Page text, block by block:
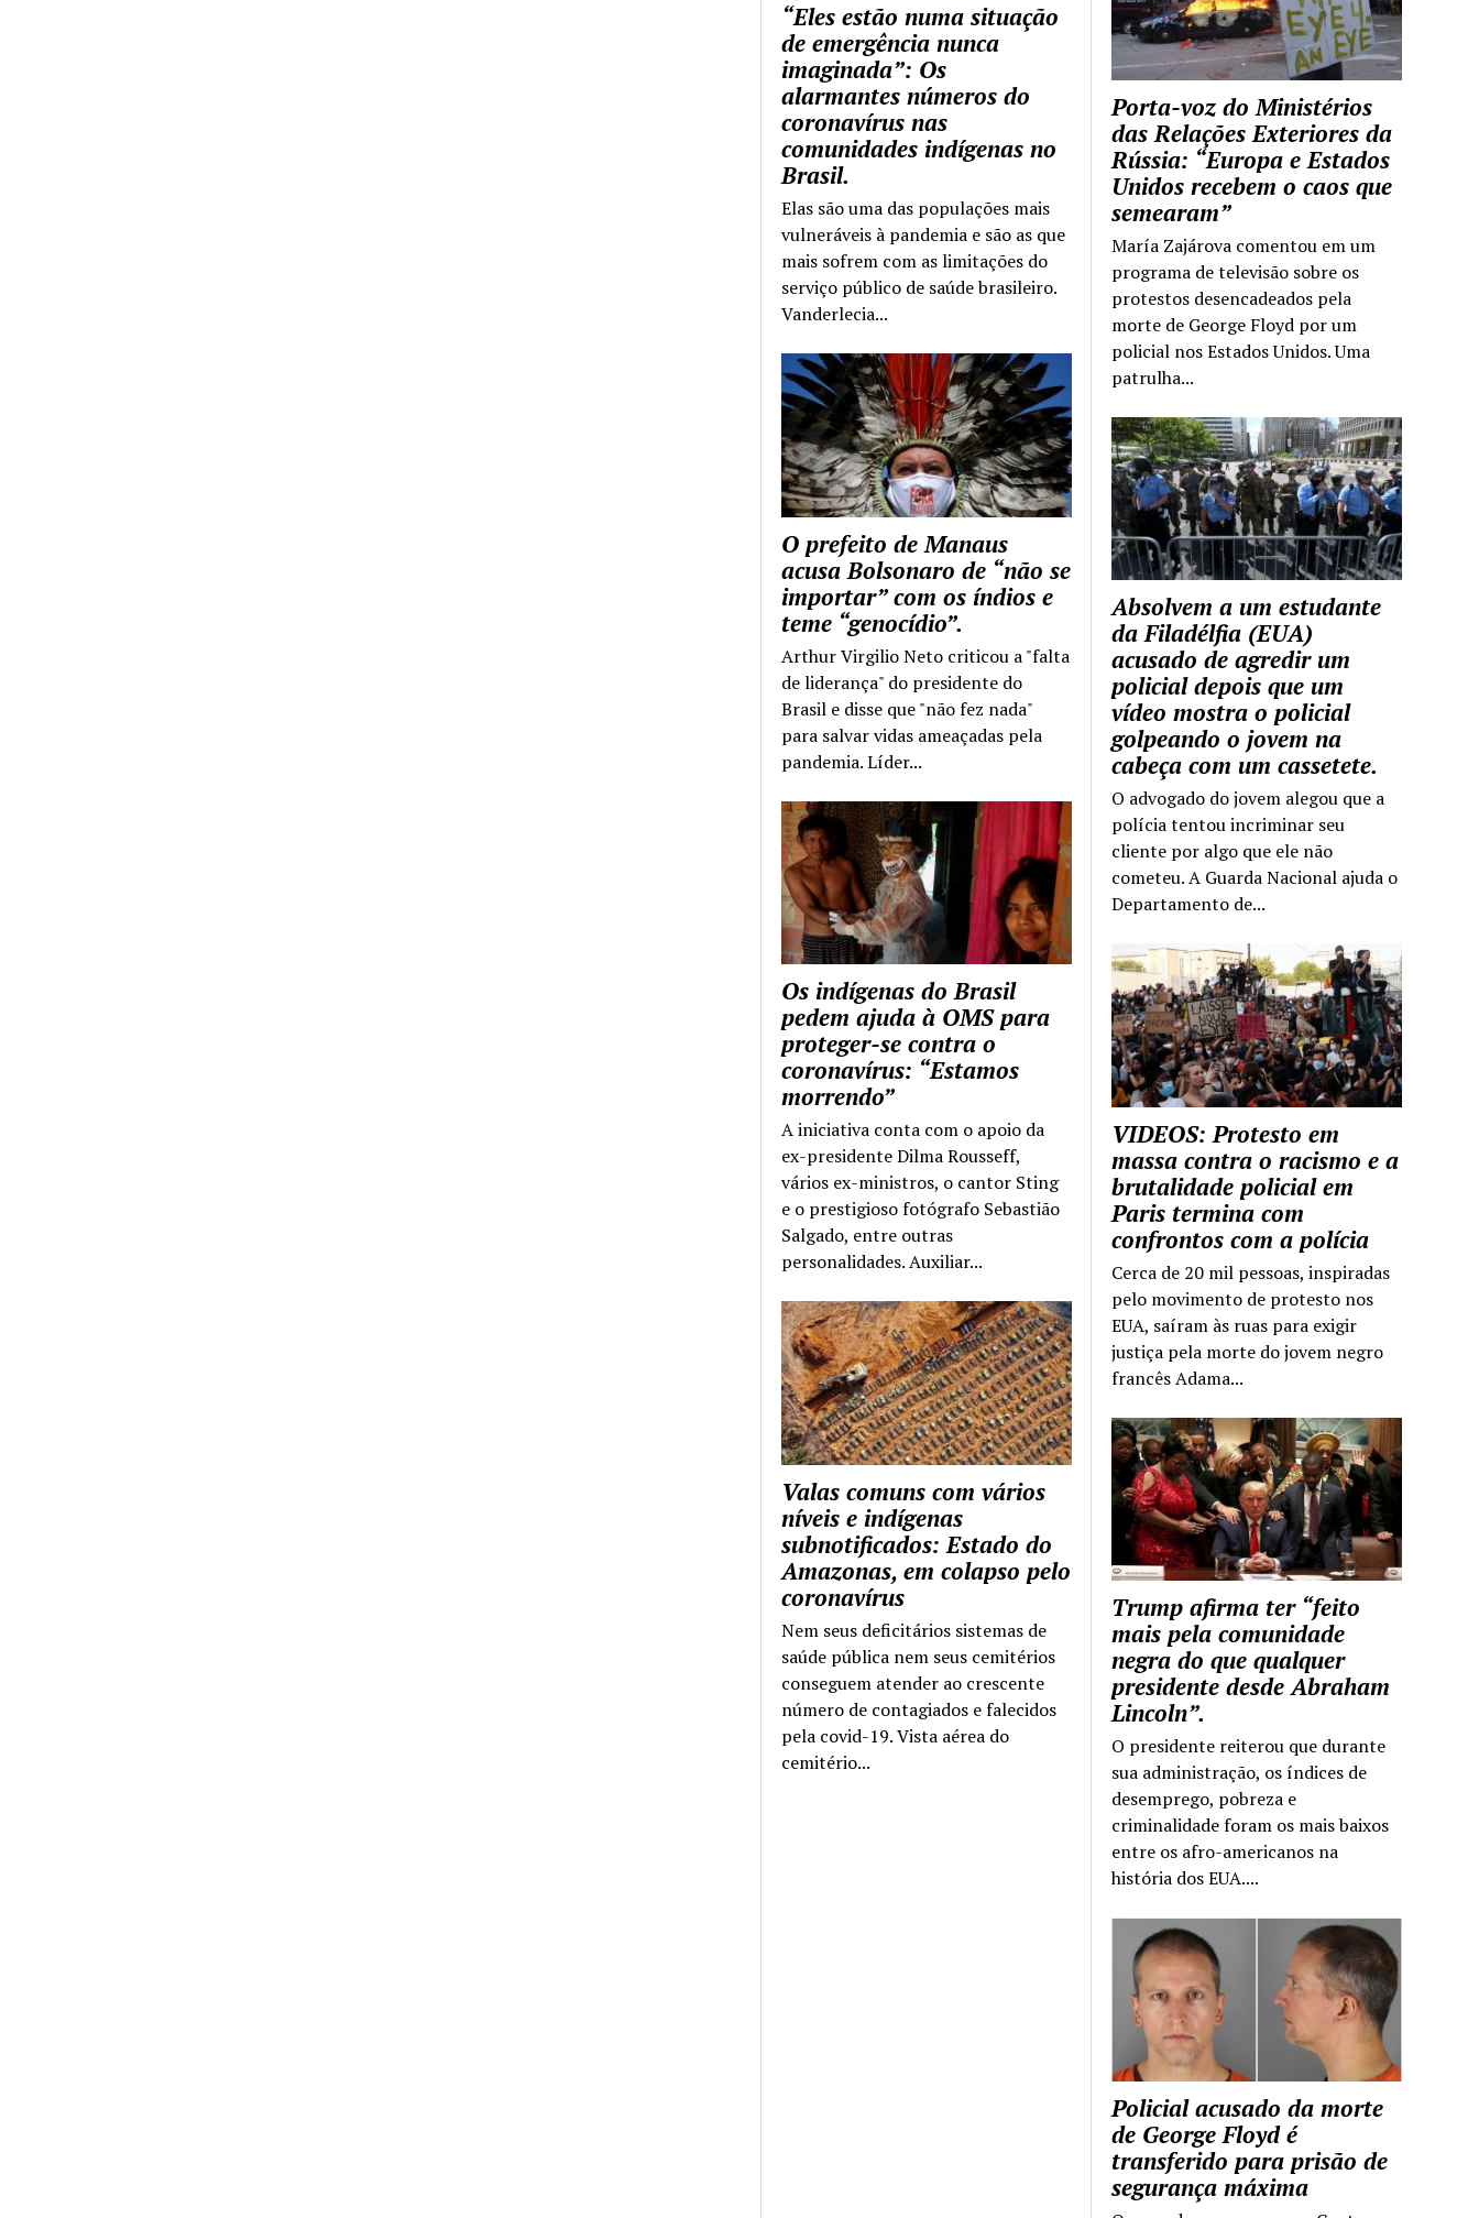
Porta-voz do Ministérios
das Relações Exteriores da
Rússia: “Europa e Estados
Unidos recebem o caos que
semearam”
María Zajárova comentou em um
programa de televisão sobre os
protestos desencadeados pela
morte de George Floyd por um
policial nos Estados Unidos. Uma
patrulha...
Absolvem a um estudante
da Filadélfia (EUA)
acusado de agredir um
policial depois que um
vídeo mostra o policial
golpeando o jovem na
cabeça com um cassetete.
O advogado do jovem alegou que a
polícia tentou incriminar seu
cliente por algo que ele não
cometeu. A Guarda Nacional ajuda o
Departamento de...
VIDEOS: Protesto em
massa contra o racismo e a
brutalidade policial em
Paris termina com
confrontos com a polícia
Cerca de 20 mil pessoas, inspiradas
pelo movimento de protesto nos
EUA, saíram às ruas para exigir
justiça pela morte do jovem negro
francês Adama...
Trump afirma ter “feito
mais pela comunidade
negra do que qualquer
presidente desde Abraham
Lincoln”.
O presidente reiterou que durante
sua administração, os índices de
desemprego, pobreza e
criminalidade foram os mais baixos
entre os afro-americanos na
história dos EUA....
Policial acusado da morte
de George Floyd é
transferido para prisão de
segurança máxima
“Eles estão numa situação
de emergência nunca
imaginada”: Os
alarmantes números do
coronavírus nas
comunidades indígenas no
Brasil.
Elas são uma das populações mais
vulneráveis à pandemia e são as que
mais sofrem com as limitações do
serviço público de saúde brasileiro.
Vanderlecia...
O prefeito de Manaus
acusa Bolsonaro de “não se
importar” com os índios e
teme “genocídio”.
Arthur Virgilio Neto criticou a "falta
de liderança" do presidente do
Brasil e disse que "não fez nada"
para salvar vidas ameaçadas pela
pandemia. Líder...
Os indígenas do Brasil
pedem ajuda à OMS para
proteger-se contra o
coronavírus: “Estamos
morrendo”
A iniciativa conta com o apoio da
ex-presidente Dilma Rousseff,
vários ex-ministros, o cantor Sting
e o prestigioso fotógrafo Sebastião
Salgado, entre outras
personalidades. Auxiliar...
Valas comuns com vários
níveis e indígenas
subnotificados: Estado do
Amazonas, em colapso pelo
coronavírus
Nem seus deficitários sistemas de
saúde pública nem seus cemitérios
conseguem atender ao crescente
número de contagiados e falecidos
pela covid-19. Vista aérea do
cemitério...